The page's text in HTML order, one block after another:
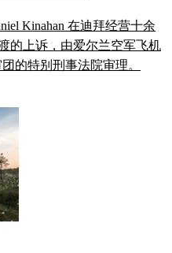
Kinahan 在迪拜经营十余
的上诉，由爱尔兰空军飞机
的特别刑事法院审理。